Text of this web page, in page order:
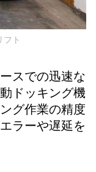
フト
スでの迅速な
ドッキング機
グ作業の精度
ラーや遅延を